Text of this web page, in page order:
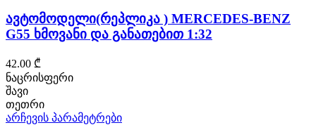
The
options
may
page
ავტომოდელი(რეპლიკა ) MERCEDES-BENZ
G55 ხმოვანი და განათებით 1:32
42.00 ₾
ნაცრისფერი
შავი
თეთრი
არჩევის პარამეტრებიThis